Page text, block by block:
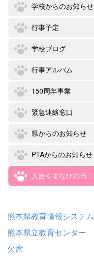
学校からのお知らせ
行事予定
学校ブログ
行事アルバム
150周年事業
緊急連絡窓口
県からのお知らせ
PTAからのお知らせ
人吉くまなびの日
熊本県教育情報システム
熊本県立教育センター
欠席